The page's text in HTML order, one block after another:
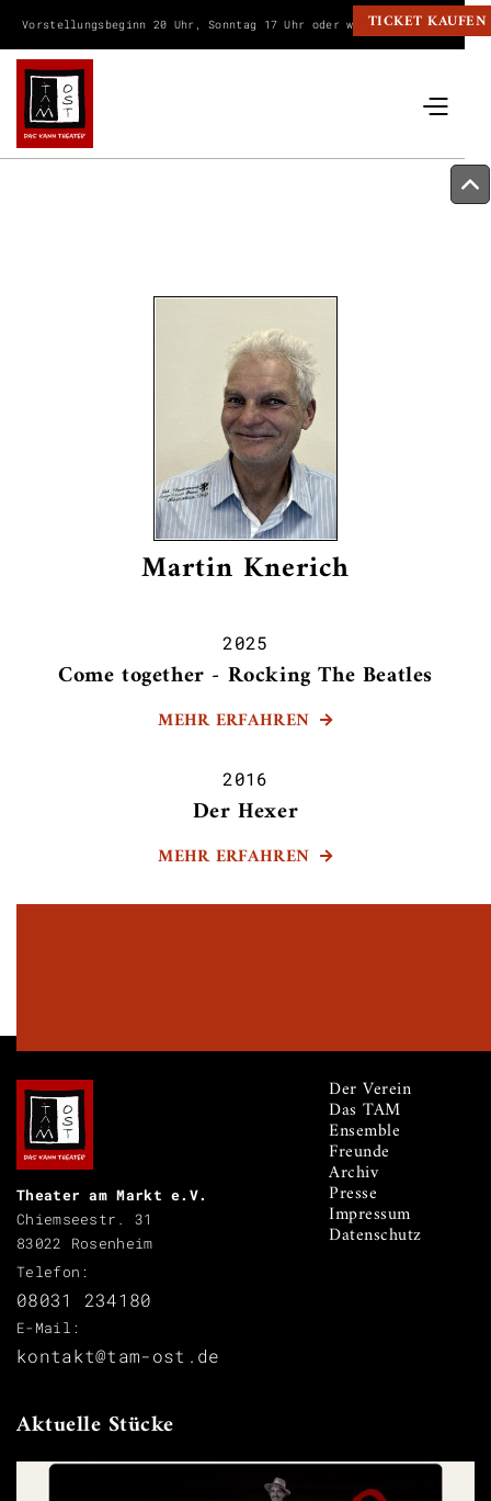
Vorstellungsbeginn 20 Uhr, Sonntag 17 Uhr oder wie angegeben.
TICKET KAUFEN
Martin Knerich
2025
Come together - Rocking The Beatles
MEHR ERFAHREN 
2016
Der Hexer
MEHR ERFAHREN 
Theater am Markt e.V.
Chiemseestr. 31
83022 Rosenheim
Telefon:
08031 234180
E-Mail:
kontakt@tam-ost.de
Der Verein
Das TAM
Ensemble
Freunde
Archiv
Presse
Impressum
Datenschutz
Aktuelle Stücke